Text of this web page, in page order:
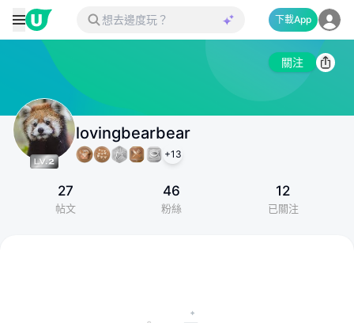
下載App
關注
lovingbearbear
+13
27
帖文
46
粉絲
12
已關注